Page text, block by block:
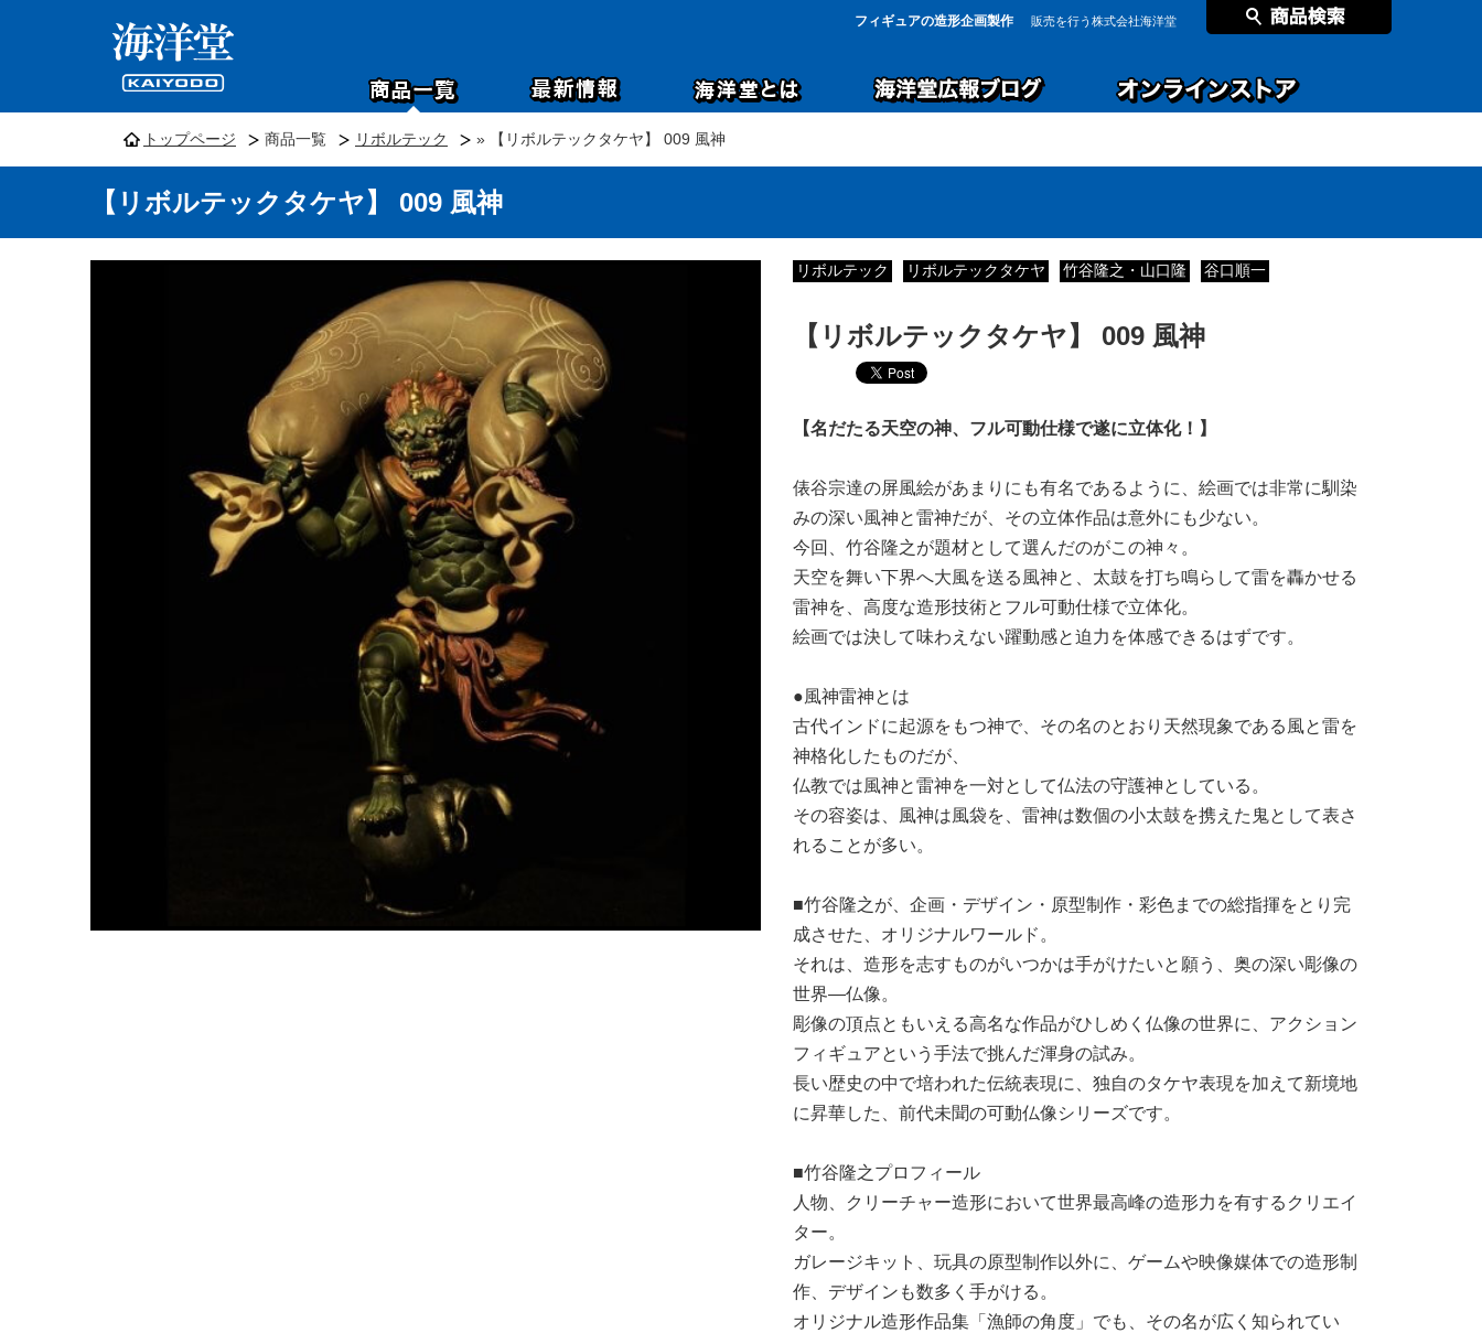
フィギュアの造形企画製作 販売を行う株式会社海洋堂
トップページ 商品一覧 リボルテック » 【リボルテックタケヤ】 009 風神
【リボルテックタケヤ】 009 風神
リボルテック リボルテックタケヤ 竹谷隆之・山口隆 谷口順一
【リボルテックタケヤ】 009 風神
【名だたる天空の神、フル可動仕様で遂に立体化！】
俵谷宗達の屏風絵があまりにも有名であるように、絵画では非常に馴染
みの深い風神と雷神だが、その立体作品は意外にも少ない。
今回、竹谷隆之が題材として選んだのがこの神々。
天空を舞い下界へ大風を送る風神と、太鼓を打ち鳴らして雷を轟かせる
雷神を、高度な造形技術とフル可動仕様で立体化。
絵画では決して味わえない躍動感と迫力を体感できるはずです。
●風神雷神とは
古代インドに起源をもつ神で、その名のとおり天然現象である風と雷を
神格化したものだが、
仏教では風神と雷神を一対として仏法の守護神としている。
その容姿は、風神は風袋を、雷神は数個の小太鼓を携えた鬼として表さ
れることが多い。
■竹谷隆之が、企画・デザイン・原型制作・彩色までの総指揮をとり完
成させた、オリジナルワールド。
それは、造形を志すものがいつかは手がけたいと願う、奥の深い彫像の
世界—仏像。
彫像の頂点ともいえる高名な作品がひしめく仏像の世界に、アクション
フィギュアという手法で挑んだ渾身の試み。
長い歴史の中で培われた伝統表現に、独自のタケヤ表現を加えて新境地
に昇華した、前代未聞の可動仏像シリーズです。
■竹谷隆之プロフィール
人物、クリーチャー造形において世界最高峰の造形力を有するクリエイ
ター。
ガレージキット、玩具の原型制作以外に、ゲームや映像媒体での造形制
作、デザインも数多く手がける。
オリジナル造形作品集「漁師の角度」でも、その名が広く知られてい